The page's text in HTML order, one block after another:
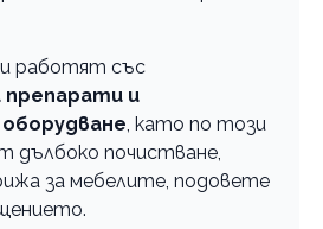
работят със
препарати и
, като по този
дълбоко почистване,
за мебелите, подовете